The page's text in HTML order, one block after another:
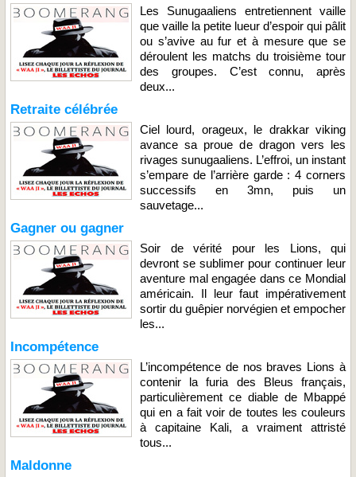
Les Sunugaaliens entretiennent vaille
que vaille la petite lueur d’espoir qui pâlit
ou s’avive au fur et à mesure que se
déroulent les matchs du troisième tour
des groupes. C’est connu, après
deux...
Retraite célébrée
Ciel lourd, orageux, le drakkar viking
avance sa proue de dragon vers les
rivages sunugaaliens. L’effroi, un instant
s’empare de l’arrière garde : 4 corners
successifs en 3mn, puis un
sauvetage...
Gagner ou gagner
Soir de vérité pour les Lions, qui
devront se sublimer pour continuer leur
aventure mal engagée dans ce Mondial
américain. Il leur faut impérativement
sortir du guêpier norvégien et empocher
les...
Incompétence
L’incompétence de nos braves Lions à
contenir la furia des Bleus français,
particulièrement ce diable de Mbappé
qui en a fait voir de toutes les couleurs
à capitaine Kali, a vraiment attristé
tous...
Maldonne